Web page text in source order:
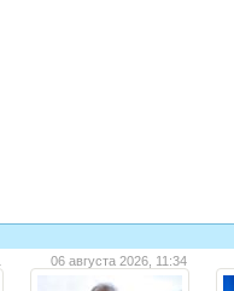
06 августа 2026, 11:34